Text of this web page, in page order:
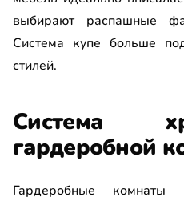
выбирают распашные
Система купе больше
стилей.
Система
гардеробной
Гардеробные комнаты